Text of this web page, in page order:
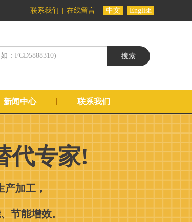
联系我们 在线留言 中文 English
搜索
新闻中心 联系我们
代专家!
产加工，
节能增效。